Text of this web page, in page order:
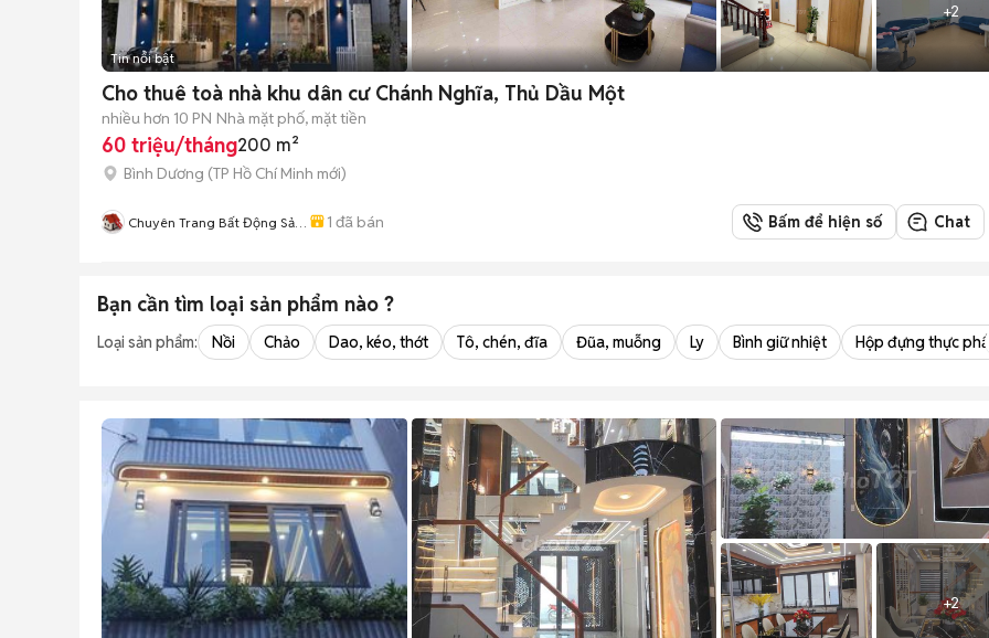
+2
Tin nổi bật
Cho thuê toà nhà khu dân cư Chánh Nghĩa, Thủ Dầu Một
nhiều hơn 10 PN Nhà mặt phố, mặt tiền
60 triệu/tháng200 m²
Bình Dương (TP Hồ Chí Minh mới)
Chuyên Trang Bất Động Sản
1 đã bán Bấm để hiện số Chat
Bạn cần tìm loại sản phẩm nào ?
Loại sản phẩm: Nồi Chảo Dao, kéo, thớt Tô, chén, đĩa Đũa, muỗng Ly Bình giữ nhiệt Hộp đựng thực
+2